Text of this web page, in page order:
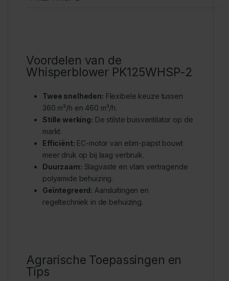
Voordelen van de
Whisperblower PK125WHSP-2
Twee snelheden: Flexibele keuze tussen
360 m³/h en 460 m³/h.
Stille werking: De stilste buisventilator op de
markt.
Efficiënt: EC-motor van ebm-papst bouwt
meer druk op bij laag verbruik.
Duurzaam: Slagvaste en vlam vertragende
polyamide behuizing.
Geïntegreerd: Aansluitingen en
regeltechniek in de behuizing.
Agrarische Toepassingen en
Tips